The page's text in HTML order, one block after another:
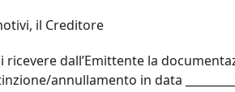
il Creditore
ricevere dall’Emittente la
annullamento in data